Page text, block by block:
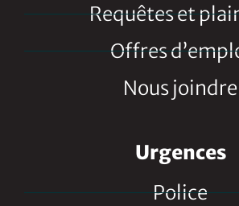
Requêtes et
Offres
Nous joindre
Urgences
Police